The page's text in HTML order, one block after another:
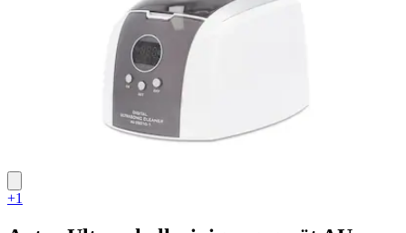
+1